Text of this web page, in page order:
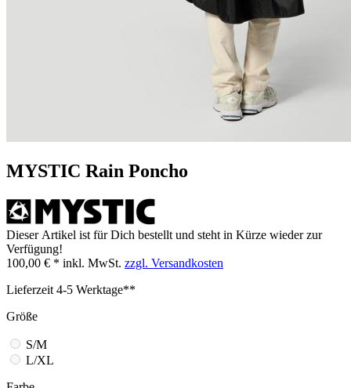
MYSTIC Rain Poncho
Dieser Artikel ist für Dich bestellt und steht in Kürze wieder zur
Verfügung!
100,00 € * inkl. MwSt. zzgl. Versandkosten
Lieferzeit 4-5 Werktage**
Größe
S/M
L/XL